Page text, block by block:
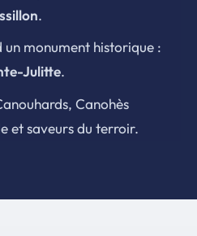
.
monument historique :
Julitte.
Canohès
et saveurs du terroir.